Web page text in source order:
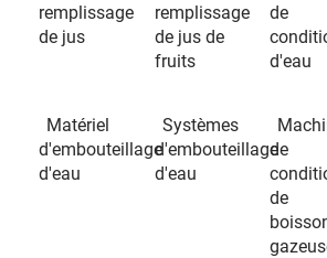
remplissage
de jus
remplissage
de jus de
fruits
de
d'eau
Matériel
d'embouteillage
d'eau
Systèmes
d'embouteillage
d'eau
de
de